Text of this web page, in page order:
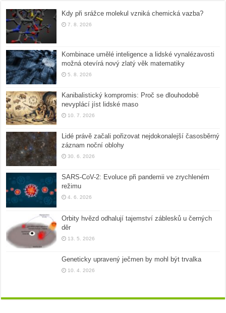
Kdy při srážce molekul vzniká chemická vazba?
7. 8. 2026
Kombinace umělé inteligence a lidské vynalézavosti
možná otevírá nový zlatý věk matematiky
5. 8. 2026
Kanibalistický kompromis: Proč se dlouhodobě
nevyplácí jíst lidské maso
10. 7. 2026
Lidé právě začali pořizovat nejdokonalejší časosběrný
záznam noční oblohy
30. 6. 2026
SARS-CoV-2: Evoluce při pandemii ve zrychleném
režimu
4. 6. 2026
Orbity hvězd odhalují tajemství záblesků u černých
děr
13. 5. 2026
Geneticky upravený ječmen by mohl být trvalka
10. 4. 2026